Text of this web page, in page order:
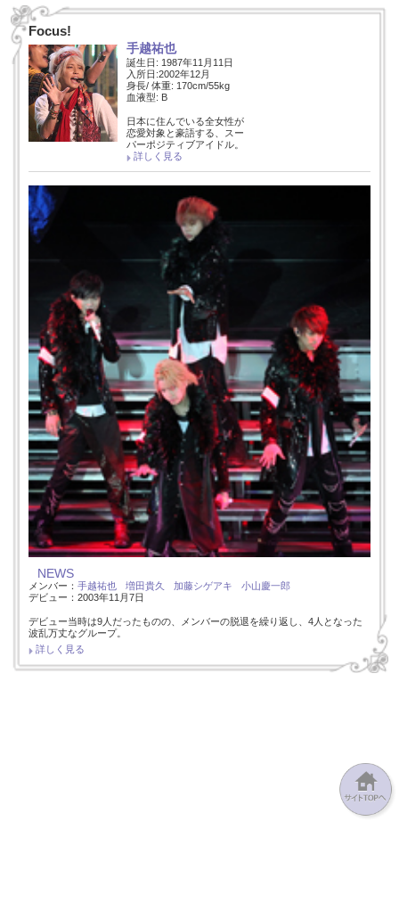
Focus!
手越祐也
誕生日: 1987年11月11日
入所日:2002年12月
身長/ 体重: 170cm/55kg
血液型: B
日本に住んでいる全女性が
恋愛対象と豪語する、スー
パーポジティブアイドル。
詳しく見る
NEWS
メンバー： 手越祐也 増田貴久 加藤シゲアキ
小山慶一郎
デビュー：2003年11月7日
デビュー当時は9人だったものの、メンバーの脱退を繰り返し、4人となった
波乱万丈なグループ。
詳しく見る